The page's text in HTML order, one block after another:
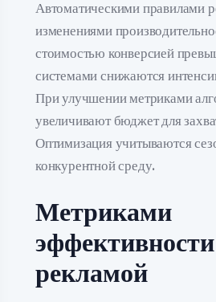
Автоматическими правилами
изменениями
стоимостью конверсией
системами снижаются
При улучшении метриками
увеличивают бюджет для
Оптимизация учитываются
конкурентной среду.
Метриками
эффективности
рекламой